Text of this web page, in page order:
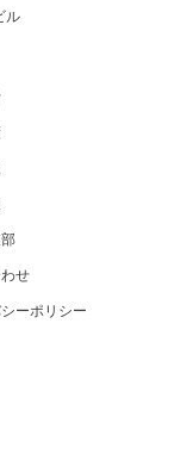
ル
せ
ーポリシー